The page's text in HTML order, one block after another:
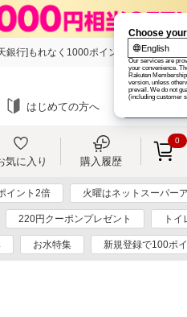
銀行]もれなく1000ポイント
はじめての方へ
気に入り 購入履歴
0
イント2倍 火曜はネットスーパー
220円クーポンプレゼント ト
お水特集 新規登録で100ポ